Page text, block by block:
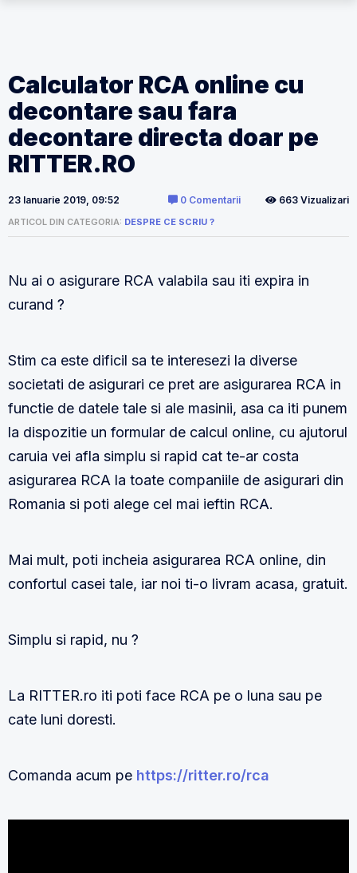
Calculator RCA online cu
decontare sau fara
decontare directa doar pe
RITTER.RO
23 Ianuarie 2019, 09:52 0 Comentarii 663 Vizualizari
ARTICOL DIN CATEGORIA: DESPRE CE SCRIU ?
Nu ai o asigurare RCA valabila sau iti expira in
curand ?
Stim ca este dificil sa te interesezi la diverse
societati de asigurari ce pret are asigurarea RCA in
functie de datele tale si ale masinii, asa ca iti punem
la dispozitie un formular de calcul online, cu ajutorul
caruia vei afla simplu si rapid cat te-ar costa
asigurarea RCA la toate companiile de asigurari din
Romania si poti alege cel mai ieftin RCA.
Mai mult, poti incheia asigurarea RCA online, din
confortul casei tale, iar noi ti-o livram acasa, gratuit.
Simplu si rapid, nu ?
La RITTER.ro iti poti face RCA pe o luna sau pe
cate luni doresti.
Comanda acum pe https://ritter.ro/rca